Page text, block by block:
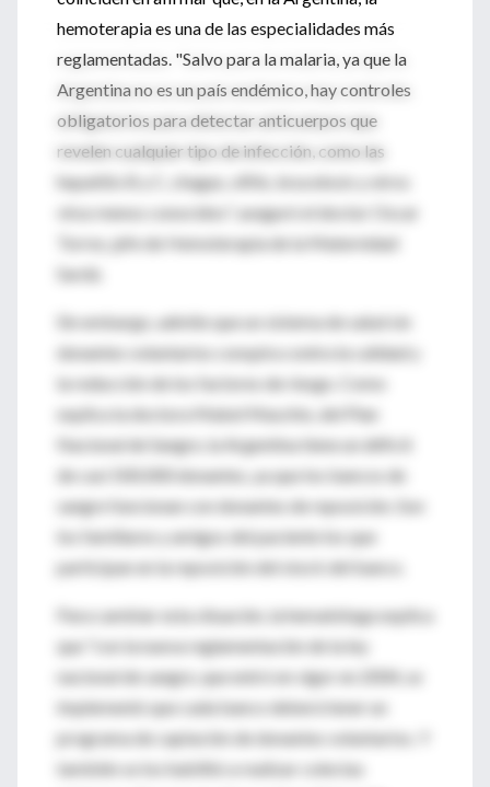
hemoterapia es una de las especialidades más
reglamentadas. "Salvo para la malaria, ya que la
Argentina no es un país endémico, hay controles
obligatorios para detectar anticuerpos que
revelen cualquier tipo de infección, como las
hepatitis B y C, chagas, sífilis, brucelosis y otros
virus menos conocidos", aseguró el doctor Oscar
Torres, jefe de Hemoterapia de la Maternidad
Sardá.
Sin embargo, admite que un sistema de salud sin
donantes voluntarios conspira contra la calidad y
la reducción de los factores de riesgo. Como
explica la doctora Mabel Maschio, del Plan
Nacional de Sangre, la Argentina tiene un déficit
de casi 500.000 donantes, ya que los bancos de
sangre funcionan con donantes de reposición. Son
los familiares y amigos del paciente los que
participan en la reposición del stock del banco.
Para cambiar esta situación, la hematóloga explica
que "con la nueva reglamentación de la ley
nacional de sangre, que entró en vigor en 2004, se
implementó que cada banco deberá tener un
programa de captación de donantes voluntarios. Y
también se los habilitó a realizar colectas